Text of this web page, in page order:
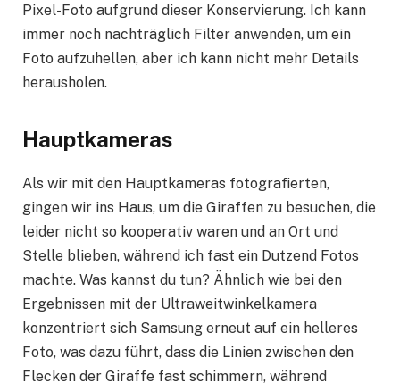
Pixel-Foto aufgrund dieser Konservierung. Ich kann
immer noch nachträglich Filter anwenden, um ein
Foto aufzuhellen, aber ich kann nicht mehr Details
herausholen.
Hauptkameras
Als wir mit den Hauptkameras fotografierten,
gingen wir ins Haus, um die Giraffen zu besuchen, die
leider nicht so kooperativ waren und an Ort und
Stelle blieben, während ich fast ein Dutzend Fotos
machte. Was kannst du tun? Ähnlich wie bei den
Ergebnissen mit der Ultraweitwinkelkamera
konzentriert sich Samsung erneut auf ein helleres
Foto, was dazu führt, dass die Linien zwischen den
Flecken der Giraffe fast schimmern, während